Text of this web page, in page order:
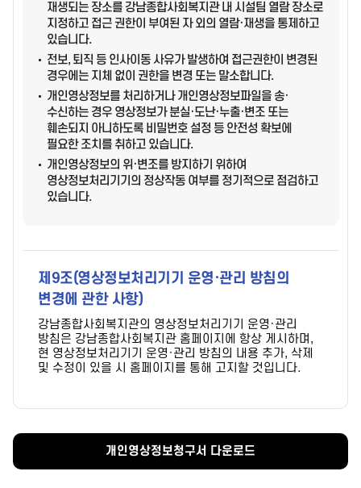
재생되는 장소를 강남종합사회복지관 내 시설팀 열람 장소로
지정하고 접근 권한이 부여된 자 외의 열람·재생을 통제하고
있습니다.
전보, 퇴직 등 인사이동 사유가 발생하여 접근권한이 변경된
경우에는 지체 없이 권한을 변경 또는 말소합니다.
개인영상정보를 처리하거나 개인영상정보파일을 송·
수신하는 경우 영상정보가 분실·도난·누출·변조 또는
훼손되지 아니하도록 비밀번호 설정 등 안전성 확보에
필요한 조치를 취하고 있습니다.
개인영상정보의 위·변조를 방지하기 위하여
영상정보처리기기의 정상작동 여부를 정기적으로 점검하고
있습니다.
제9조(영상정보처리기기 운영·관리 방침의
변경에 관한 사항)
강남종합사회복지관의 영상정보처리기기 운영·관리
방침은 강남종합사회복지관 홈페이지에 항상 게시하며,
현 영상정보처리기기 운영·관리 방침의 내용 추가, 삭제
및 수정이 있을 시 홈페이지를 통해 고지할 것입니다.
개인영상정보청구서 다운로드